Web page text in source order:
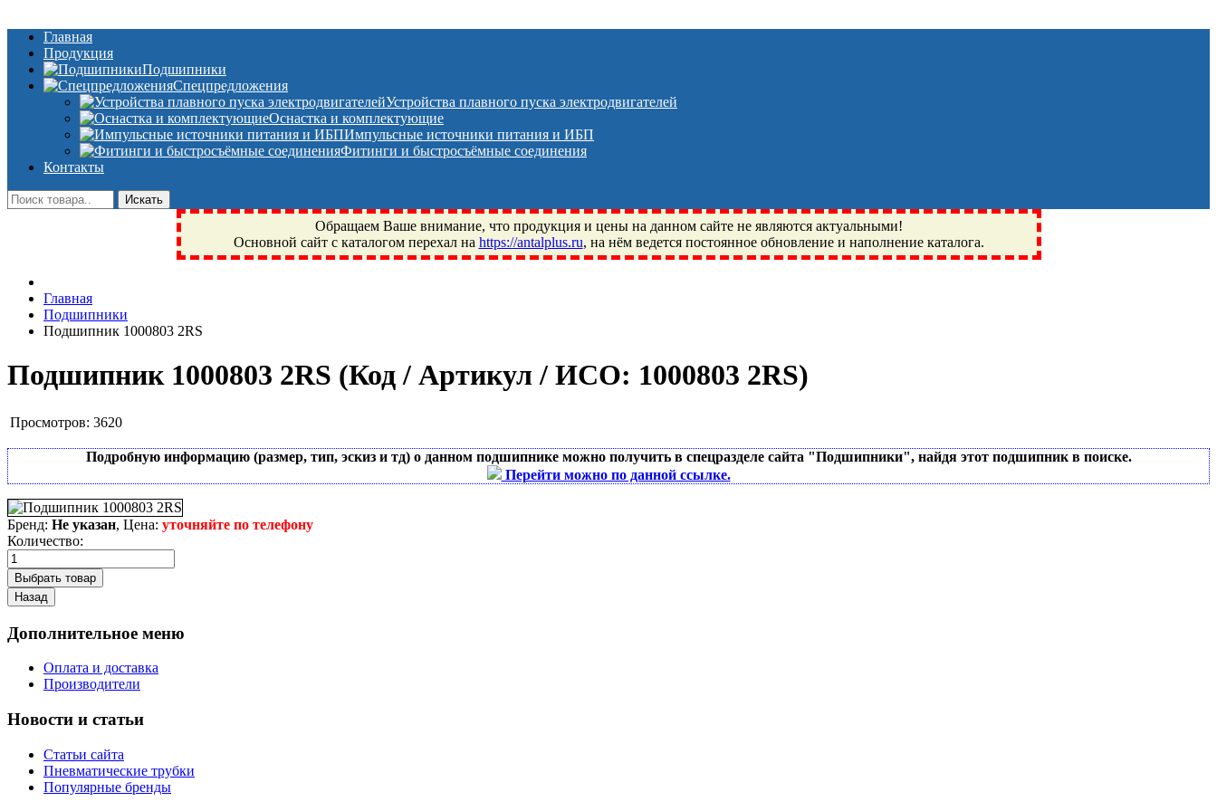
Главная
Продукция
Подшипники
Спецпредложения
Устройства плавного пуска электродвигателей
Оснастка и комплектующие
Импульсные источники питания и ИБП
Фитинги и быстросъёмные соединения
Контакты
Обращаем Ваше внимание, что продукция и цены на данном сайте не являются актуальными!
Основной сайт с каталогом перехал на https://antalplus.ru, на нём ведется постоянное обновление и наполнение каталога.
Фрязино, Антал+, плюс, Свердловский, Загорянский, Юбилейный, Щелково, Москва, Пушкино, Королёв, Балашиха, Фряново, Монино, Ивантеевка, подшипники, пневматика, метизы,
техника, сварочные аппараты, NIS, NSK, JED, KPT, NXZ, ГПЗ, Neutral, WHX, ZWZ, CRAFT, СПЗ-4, NECTECH, KG, LQY, DPI, BSN, SPZ, РФ, BMZ, ХАРП, CX, РОЛТОМ, APZ, FBJ, KYK,
NTN, SKF, купить, заказать
Главная
Подшипники
Подшипник 1000803 2RS
Подшипник 1000803 2RS (Код / Артикул / ИСО: 1000803 2RS)
Просмотров: 3620
Подробную информацию (размер, тип, эскиз и тд) о данном подшипнике можно получить в спецразделе сайта "Подшипники", найдя этот подшипник в поиске.
Перейти можно по данной ссылке.
Бренд: Не указан, Цена: уточняйте по телефону
Количество:
Дополнительное меню
Оплата и доставка
Производители
Новости и статьи
Статьи сайта
Пневматические трубки
Популярные бренды